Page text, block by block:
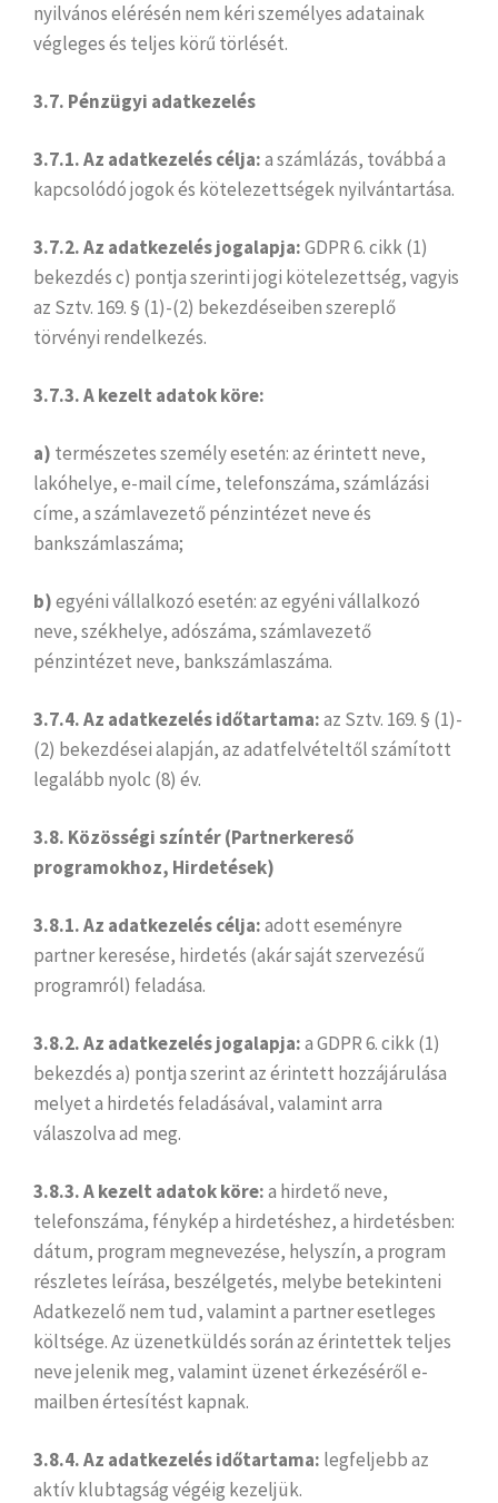
nyilvános elérésén nem kéri személyes adatainak
végleges és teljes körű törlését.
3.7. Pénzügyi adatkezelés
3.7.1. Az adatkezelés célja:a számlázás, továbbá a
kapcsolódó jogok és kötelezettségek nyilvántartása.
3.7.2. Az adatkezelés jogalapja:GDPR 6. cikk (1)
bekezdés c) pontja szerinti jogi kötelezettség, vagyis
az Sztv. 169. § (1)-(2) bekezdéseiben szereplő
törvényi rendelkezés.
3.7.3. A kezelt adatok köre:
a) természetes személy esetén: az érintett neve,
lakóhelye, e-mail címe, telefonszáma, számlázási
címe, a számlavezető pénzintézet neve és
bankszámlaszáma;
b)egyéni vállalkozó esetén: az egyéni vállalkozó
neve, székhelye, adószáma, számlavezető
pénzintézet neve, bankszámlaszáma.
3.7.4. Az adatkezelés időtartama:az Sztv. 169. § (1)-
(2) bekezdései alapján, az adatfelvételtől számított
legalább nyolc (8) év.
3.8. Közösségi színtér (Partnerkereső
programokhoz, Hirdetések)
3.8.1. Az adatkezelés célja:adott eseményre
partner keresése, hirdetés (akár saját szervezésű
programról) feladása.
3.8.2. Az adatkezelés jogalapja:a GDPR 6. cikk (1)
bekezdés a) pontja szerint az érintett hozzájárulása
melyet a hirdetés feladásával, valamint arra
válaszolva ad meg.
3.8.3. A kezelt adatok köre:a hirdető neve,
telefonszáma, fénykép a hirdetéshez, a hirdetésben:
dátum, program megnevezése, helyszín, a program
részletes leírása, beszélgetés, melybe betekinteni
Adatkezelő nem tud, valamint a partner esetleges
költsége. Az üzenetküldés során az érintettek teljes
neve jelenik meg, valamint üzenet érkezéséről e-
mailben értesítést kapnak.
3.8.4. Az adatkezelés időtartama: legfeljebb az
aktív klubtagság végéig kezeljük.